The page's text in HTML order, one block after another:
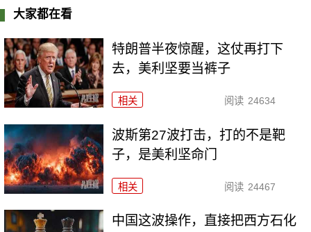
大家都在看
特朗普半夜惊醒，这仗再打下
去，美利坚要当裤子
相关 阅读 24634
波斯第27波打击，打的不是靶
子，是美利坚命门
相关 阅读 24467
中国这波操作，直接把西方石化